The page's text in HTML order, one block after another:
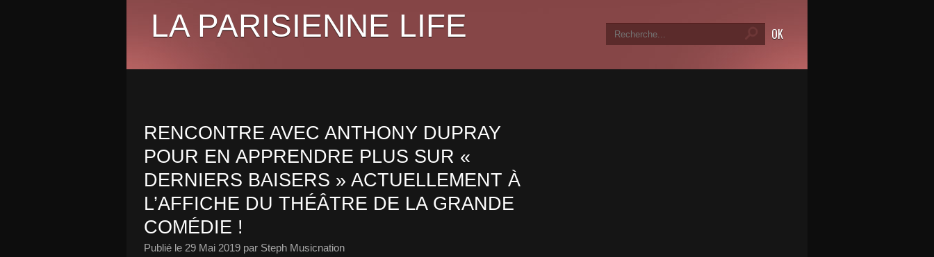
LA PARISIENNE LIFE
RENCONTRE AVEC ANTHONY DUPRAY
POUR EN APPRENDRE PLUS SUR «
DERNIERS BAISERS » ACTUELLEMENT À
L’AFFICHE DU THÉÂTRE DE LA GRANDE
COMÉDIE !
Publié le 29 Mai 2019 par Steph Musicnation